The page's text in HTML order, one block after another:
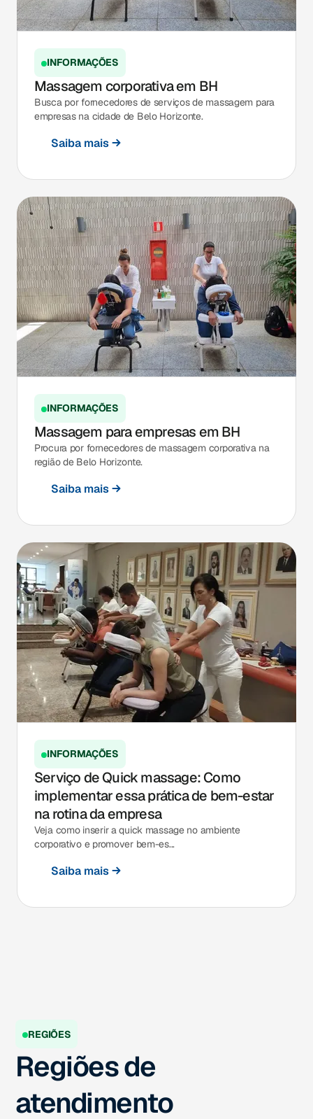
INFORMAÇÕES
Massagem corporativa em BH
Busca por fornecedores de serviços de massagem para
empresas na cidade de Belo Horizonte.
Saiba mais
INFORMAÇÕES
Massagem para empresas em BH
Procura por fornecedores de massagem corporativa na
região de Belo Horizonte.
Saiba mais
INFORMAÇÕES
Serviço de Quick massage: Como
implementar essa prática de bem-estar
na rotina da empresa
Veja como inserir a quick massage no ambiente
corporativo e promover bem-es...
Saiba mais
REGIÕES
Regiões de
atendimento